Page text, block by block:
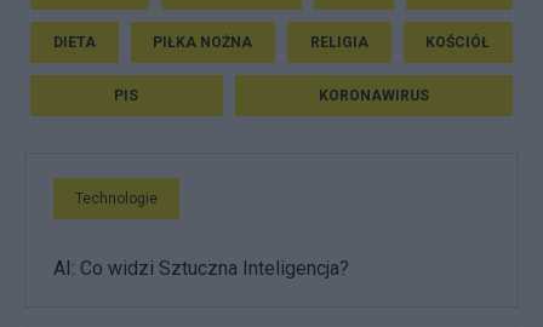
DIETA PIŁKA NOŻNA RELIGIA KOŚCIÓŁ
PIS KORONAWIRUS
Technologie
AI: Co widzi Sztuczna Inteligencja?